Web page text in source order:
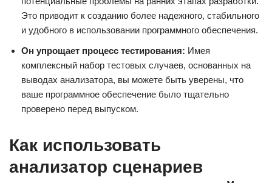
Это приводит к созданию более надежного, стабильного
и удобного в использовании программного обеспечения.
Он упрощает процесс тестирования: Имея
комплексный набор тестовых случаев, основанных на
выводах анализатора, вы можете быть уверены, что
ваше программное обеспечение было тщательно
проверено перед выпуском.
Как использовать
анализатор сценариев